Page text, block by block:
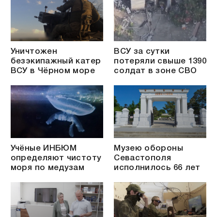
Уничтожен
безэкипажный катер
ВСУ в Чёрном море
ВСУ за сутки
потеряли свыше 1390
солдат в зоне СВО
Учёные ИНБЮМ
определяют чистоту
моря по медузам
Музею обороны
Севастополя
исполнилось 66 лет